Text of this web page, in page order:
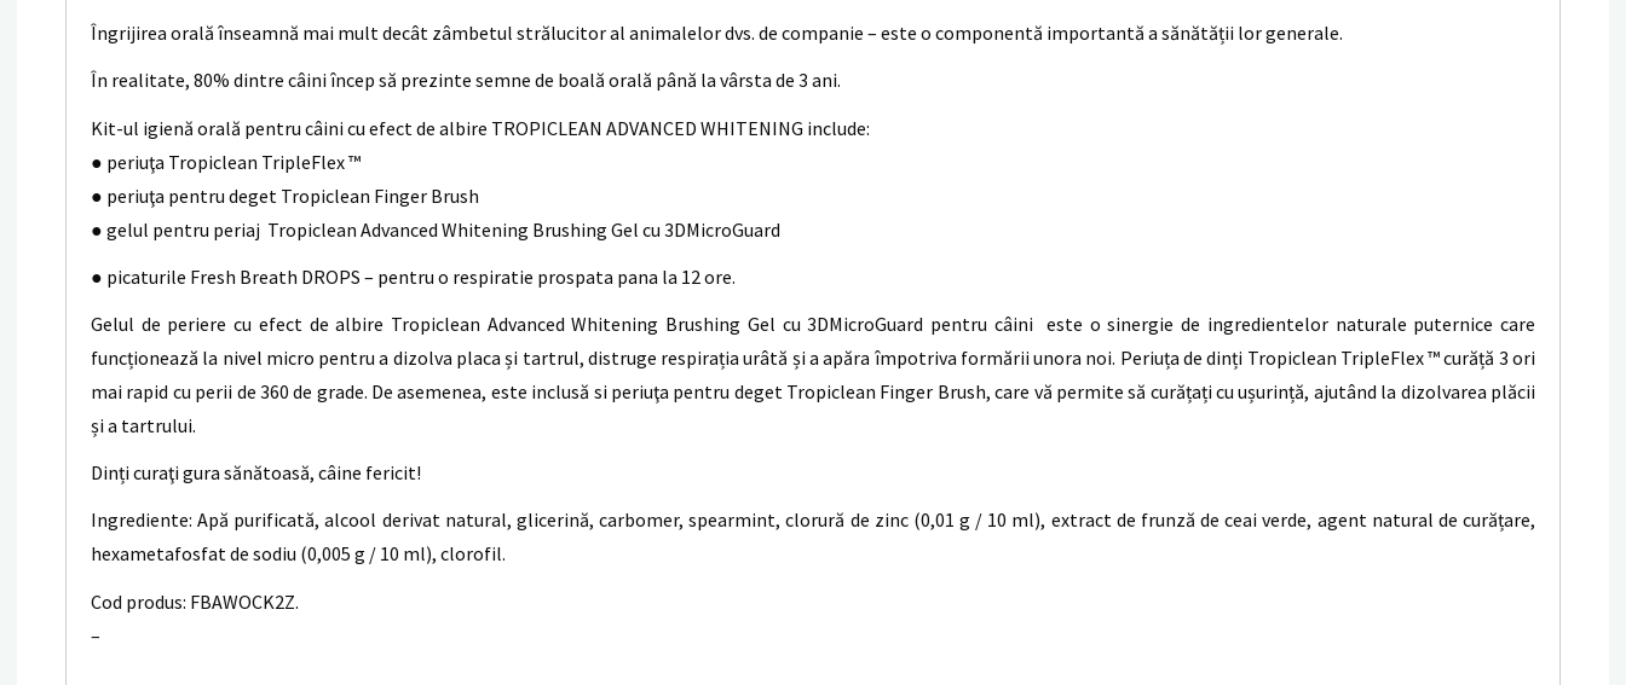
Îngrijirea orală înseamnă mai mult decât zâmbetul strălucitor al animalelor dvs. de companie – este o componentă importantă a sănătății lor generale.
În realitate, 80% dintre câini încep să prezinte semne de boală orală până la vârsta de 3 ani.
Kit-ul igienă orală pentru câini cu efect de albire TROPICLEAN ADVANCED WHITENING include:
● periuţa Tropiclean TripleFlex ™
● periuţa pentru deget Tropiclean Finger Brush
● gelul pentru periaj Tropiclean Advanced Whitening Brushing Gel cu 3DMicroGuard
● picaturile Fresh Breath DROPS – pentru o respiratie prospata pana la 12 ore.
Gelul de periere cu efect de albire Tropiclean Advanced Whitening Brushing Gel cu 3DMicroGuard pentru câini este o sinergie de ingredientelor naturale puternice care
funcționează la nivel micro pentru a dizolva placa și tartrul, distruge respirația urâtă și a apăra împotriva formării unora noi. Periuța de dinți Tropiclean TripleFlex ™ curăță 3 ori
mai rapid cu perii de 360 de grade. De asemenea, este inclusă si periuţa pentru deget Tropiclean Finger Brush, care vă permite să curățați cu ușurință, ajutând la dizolvarea plăcii
și a tartrului.
Dinți curaţi gura sănătoasă, câine fericit!
Ingrediente: Apă purificată, alcool derivat natural, glicerină, carbomer, spearmint, clorură de zinc (0,01 g / 10 ml), extract de frunză de ceai verde, agent natural de curățare,
hexametafosfat de sodiu (0,005 g / 10 ml), clorofil.
Cod produs: FBAWOCK2Z.
–